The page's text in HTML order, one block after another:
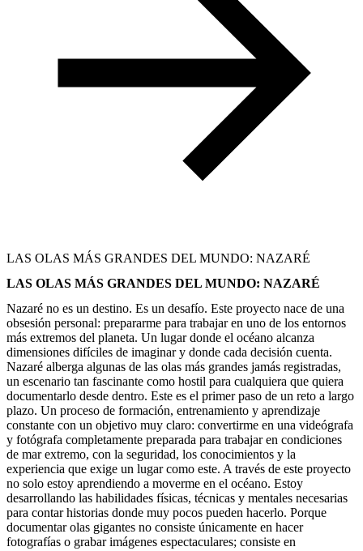
LAS OLAS MÁS GRANDES DEL MUNDO: NAZARÉ
LAS OLAS MÁS GRANDES DEL MUNDO: NAZARÉ
Nazaré no es un destino. Es un desafío. Este proyecto nace de una
obsesión personal: prepararme para trabajar en uno de los entornos
más extremos del planeta. Un lugar donde el océano alcanza
dimensiones difíciles de imaginar y donde cada decisión cuenta.
Nazaré alberga algunas de las olas más grandes jamás registradas,
un escenario tan fascinante como hostil para cualquiera que quiera
documentarlo desde dentro. Este es el primer paso de un reto a largo
plazo. Un proceso de formación, entrenamiento y aprendizaje
constante con un objetivo muy claro: convertirme en una videógrafa
y fotógrafa completamente preparada para trabajar en condiciones
de mar extremo, con la seguridad, los conocimientos y la
experiencia que exige un lugar como este. A través de este proyecto
no solo estoy aprendiendo a moverme en el océano. Estoy
desarrollando las habilidades físicas, técnicas y mentales necesarias
para contar historias donde muy pocos pueden hacerlo. Porque
documentar olas gigantes no consiste únicamente en hacer
fotografías o grabar imágenes espectaculares; consiste en